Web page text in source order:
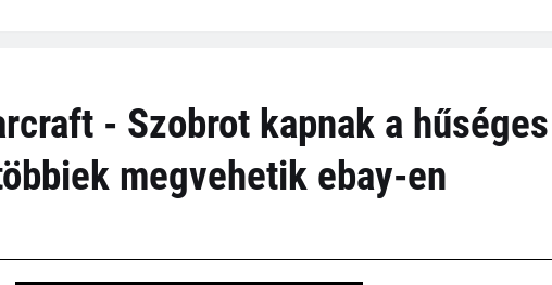
- Szobrot kapnak a hűséges
megvehetik ebay-en